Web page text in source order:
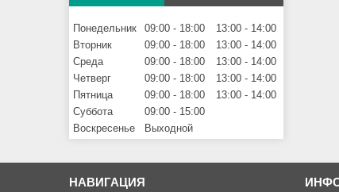
Понедельник 09:00 18:00 13:00
14:00
Вторник
09:00 18:00 13:00
14:00
Среда
09:00 18:00 13:00
14:00
Четверг
09:00 18:00 13:00
14:00
Пятница
09:00 18:00 13:00
14:00
Суббота
09:00
15:00
Воскресенье
Выходной
НАВИГАЦИЯ